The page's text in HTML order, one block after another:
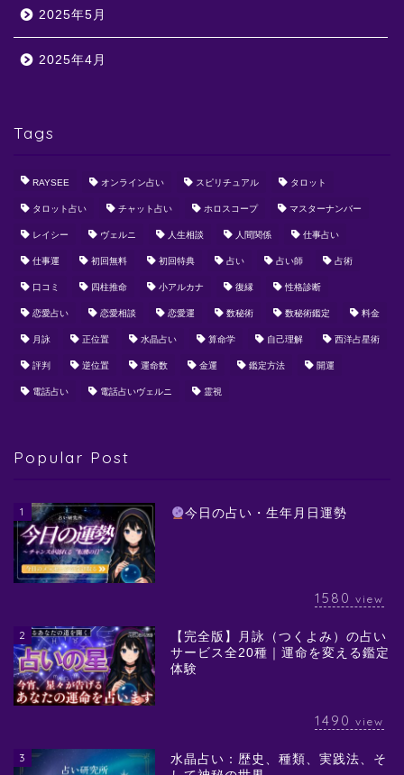
2025年5月
2025年4月
Tags
RAYSEE オンライン占い スピリチュアル タロット
タロット占い チャット占い ホロスコープ マスターナンバー
レイシー ヴェルニ 人生相談 人間関係 仕事占い
仕事運 初回無料 初回特典 占い 占い師 占術
口コミ 四柱推命 小アルカナ 復縁 性格診断
恋愛占い 恋愛相談 恋愛運 数秘術 数秘術鑑定 料金
月詠 正位置 水晶占い 算命学 自己理解 西洋占星術
評判 逆位置 運命数 金運 鑑定方法 開運
電話占い 電話占いヴェルニ 霊視
Popular Post
1 今日の占い・生年月日運勢
1580 view
2
【完全版】月詠（つくよみ）の占い
サービス全20種｜運命を変える鑑定
体験
1490 view
3
水晶占い：歴史、種類、実践法、そ